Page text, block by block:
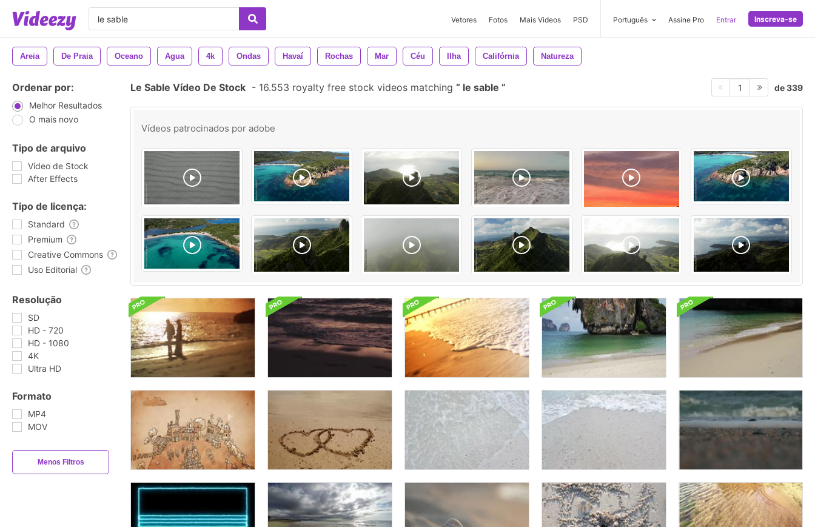
Vetores Fotos Mais Videos PSD Português Assine Pro Entrar Inscreva-se
Areia De Praia Oceano Agua 4k Ondas Havaí Rochas Mar Céu Ilha Califórnia Natureza
Ordenar por:
Melhor Resultados
O mais novo
Tipo de arquivo
Vídeo de Stock
After Effects
Tipo de licença:
Standard
Premium
Creative Commons
Uso Editorial
Resolução
SD
HD - 720
HD - 1080
4K
Ultra HD
Formato
MP4
MOV
Menos Filtros
Le Sable Vídeo De Stock - 16.553 royalty free stock videos matching le sable 1 de 339
Vídeos patrocinados por adobe